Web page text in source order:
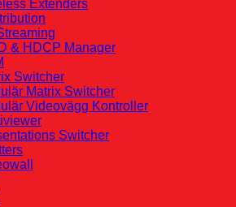
Extenders
& HDCP Manager
Switcher
Matrix Switcher
Videovägg Kontroller
Switcher